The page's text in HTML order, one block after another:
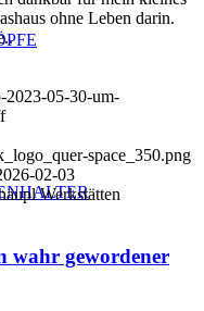
ohne Leben darin.
2023-05-30-um-
space_350.png
02-03
Werkstätten
wahr gewordener